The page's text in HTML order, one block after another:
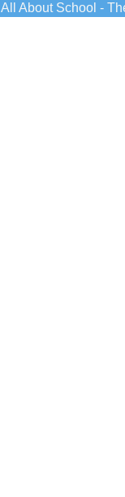
All About School -